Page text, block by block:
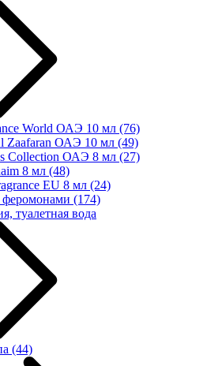
World ОАЭ 10 мл (76)
Zaafaran ОАЭ 10 мл (49)
Collection ОАЭ 8 мл (27)
8 мл (48)
EU 8 мл (24)
(174)
туалетная вода
(44)